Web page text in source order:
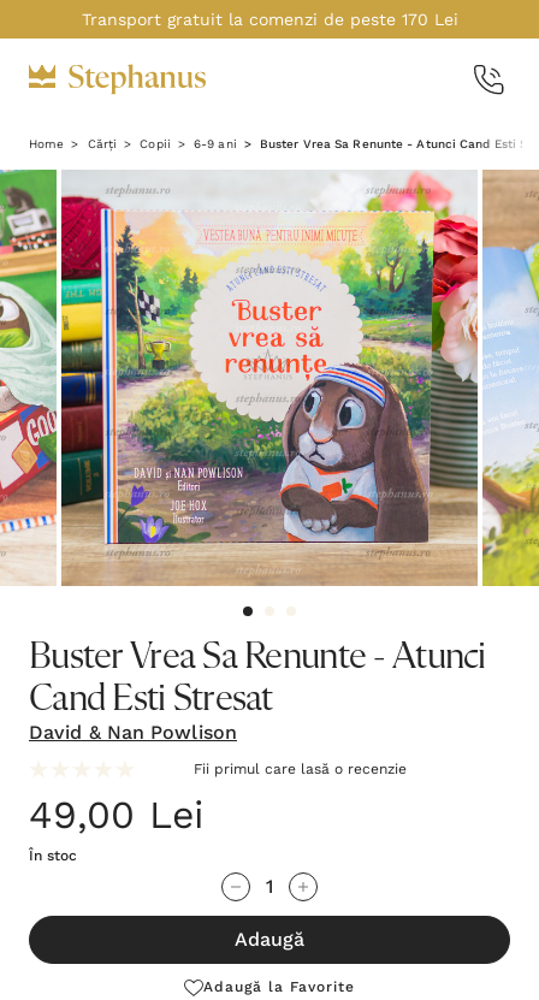
Transport gratuit la comenzi de peste 170 Lei
Home Cărți Copii 6-9 ani Buster Vrea Sa Renunte - Atunci Cand Esti
Buster Vrea Sa Renunte - Atunci
Cand Esti Stresat
David & Nan Powlison
Fii primul care lasă o recenzie
49,00 Lei
În stoc
te!
Stocul
Adaugă
Adaugă la Favorite